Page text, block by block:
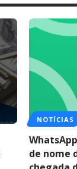
NOTÍCIAS
de nome